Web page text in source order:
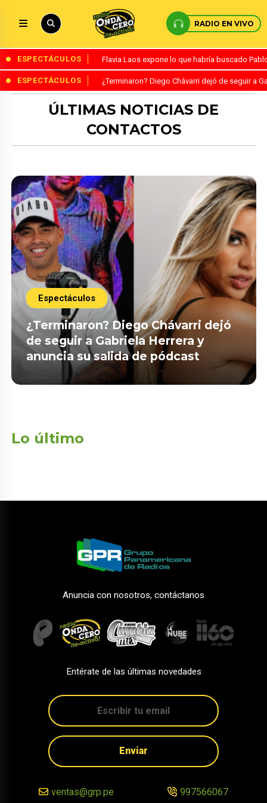
RADIO EN VIVO
ESPECTÁCULOS Flavia Laos expone lo que habría buscado
ESPECTÁCULOS ¿Terminaron? Diego Chávarri dejó de seguir a
ÚLTIMAS NOTICIAS DE
CONTACTOS
Espectáculos
¿Terminaron? Diego Chávarri dejó
de seguir a Gabriela Herrera y
anuncia su salida de pódcast
Lo último
Anuncia con nosotros, contáctanos
Entérate de las últimas novedades
Enviar
ventas@grp.pe 997566067